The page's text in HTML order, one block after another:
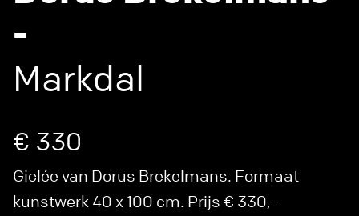
-
Markdal
€ 330
Giclée van Dorus Brekelmans. Formaat
kunstwerk 40 x 100 cm. Prijs € 330,-